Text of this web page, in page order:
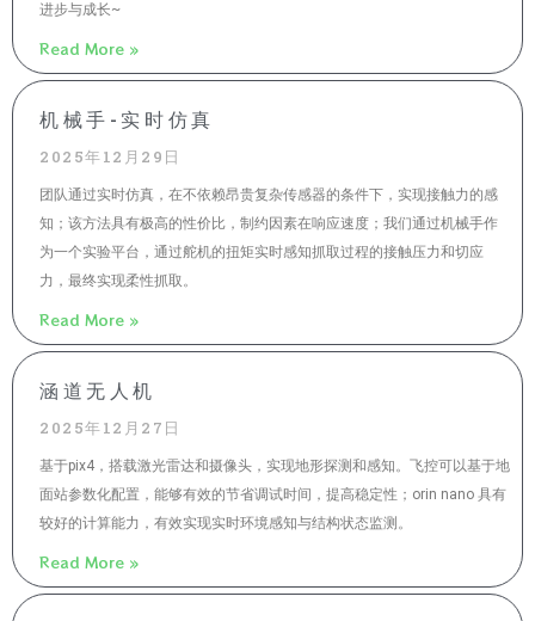
进步与成长~
Read More »
机械手-实时仿真
2025年12月29日
团队通过实时仿真，在不依赖昂贵复杂传感器的条件下，实现接触力的感
知；该方法具有极高的性价比，制约因素在响应速度；我们通过机械手作
为一个实验平台，通过舵机的扭矩实时感知抓取过程的接触压力和切应
力，最终实现柔性抓取。
Read More »
涵道无人机
2025年12月27日
基于pix4，搭载激光雷达和摄像头，实现地形探测和感知。飞控可以基于地
面站参数化配置，能够有效的节省调试时间，提高稳定性；orin nano 具有
较好的计算能力，有效实现实时环境感知与结构状态监测。
Read More »